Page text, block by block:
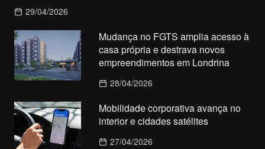
29/04/2026
Mudança no FGTS amplia acesso à
casa própria e destrava novos
empreendimentos em Londrina
28/04/2026
Mobilidade corporativa avança no
interior e cidades satélites
27/04/2026